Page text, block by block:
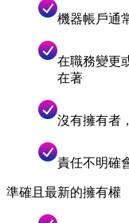
機器帳戶通
在職務變更
在著
沒有擁有者
責任不明確
準確且最新的擁有權